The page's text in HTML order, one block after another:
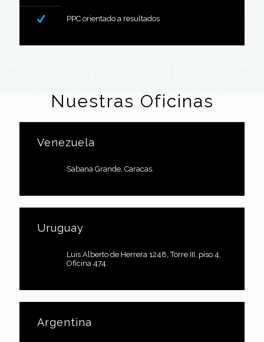
PPC orientado a resultados
Nuestras Oficinas
Venezuela
Sabana Grande, Caracas.
Uruguay
Luis Alberto de Herrera 1248, Torre III, piso 4,
Oficina 474.
Argentina